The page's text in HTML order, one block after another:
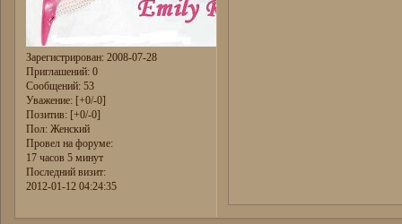
Зарегистрирован: 2008-07-28
Приглашений:0
Сообщений:53
Уважение: [+0/-0]
Позитив: [+0/-0]
Пол:Женский
Провел на форуме:
17 часов 5 минут
Последний визит:
2012-01-12 04:24:35